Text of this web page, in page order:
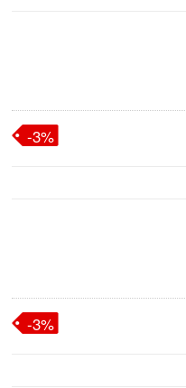
-3%
-3%